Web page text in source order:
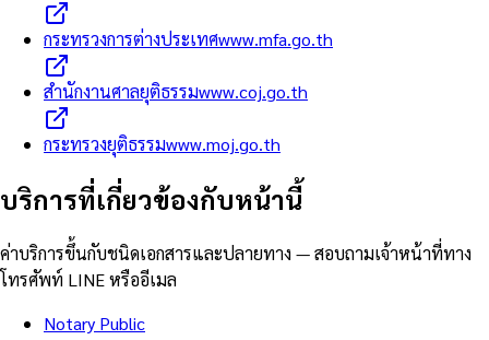
กระทรวงการต่างประเทศwww.mfa.go.th
สำนักงานศาลยุติธรรมwww.coj.go.th
กระทรวงยุติธรรมwww.moj.go.th
บริการที่เกี่ยวข้องกับหน้านี้
ค่าบริการขึ้นกับชนิดเอกสารและปลายทาง — สอบถามเจ้าหน้าที่ทาง
โทรศัพท์ LINE หรืออีเมล
Notary Public